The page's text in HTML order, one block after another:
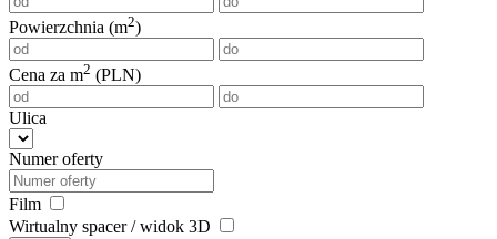
Powierzchnia (m2)
Cena za m2 (PLN)
Ulica
Numer oferty
Film
Wirtualny spacer / widok 3D